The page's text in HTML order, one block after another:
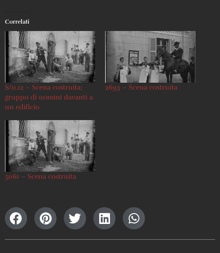
Correlati
S/11.12 – Scena costruita;
gruppo di uomini davanti a
un edificio
2693 – Scena costruita
5061 – Scena costruita